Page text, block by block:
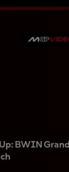
BWIN Grand